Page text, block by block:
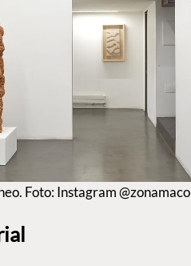
Foto: Instagram @zonamaco